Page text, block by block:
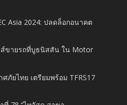
Asia 2024: ปลดล็อกอนาคต
ขายรถที่บูธนิสสัน ใน Motor
ภัยไทย เตรียมพร้อม TFRS17